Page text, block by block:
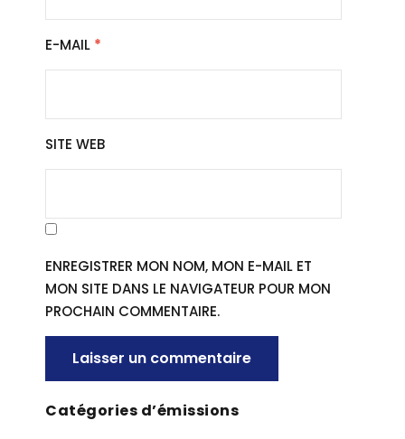
E-MAIL *
SITE WEB
ENREGISTRER MON NOM, MON E-MAIL ET
MON SITE DANS LE NAVIGATEUR POUR MON
PROCHAIN COMMENTAIRE.
A
Catégories d’émissions